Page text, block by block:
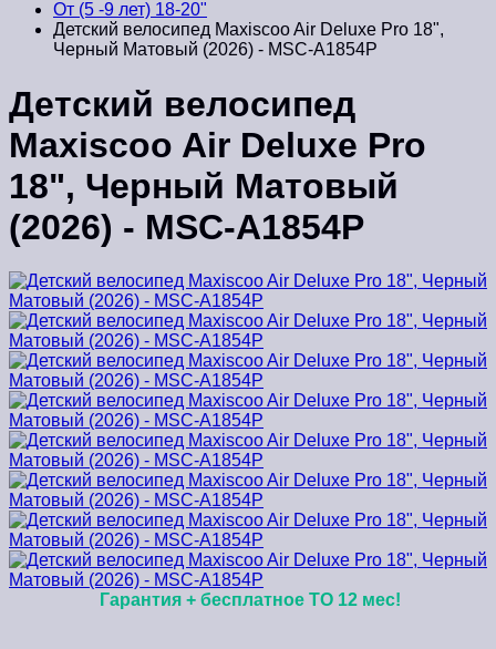
От (5 -9 лет) 18-20"
Детский велосипед Maxiscoo Air Deluxe Pro 18",
Черный Матовый (2026) - MSC-A1854P
Детский велосипед
Maxiscoo Air Deluxe Pro
18", Черный Матовый
(2026) - MSC-A1854P
Гарантия + бесплатное ТО 12 мес!